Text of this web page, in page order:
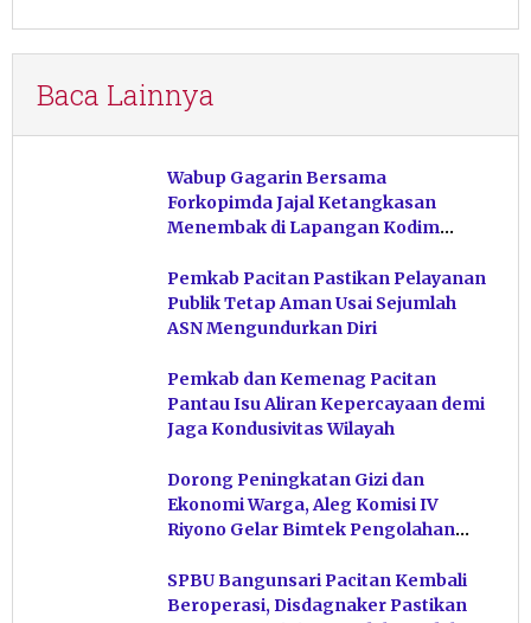
Baca Lainnya
Wabup Gagarin Bersama
Forkopimda Jajal Ketangkasan
Menembak di Lapangan Kodim
Pemkab Pacitan Pastikan Pelayanan
Publik Tetap Aman Usai Sejumlah
ASN Mengundurkan Diri
Pemkab dan Kemenag Pacitan
Pantau Isu Aliran Kepercayaan demi
Jaga Kondusivitas Wilayah
Dorong Peningkatan Gizi dan
Ekonomi Warga, Aleg Komisi IV
Riyono Gelar Bimtek Pengolahan
SPBU Bangunsari Pacitan Kembali
Beroperasi, Disdagnaker Pastikan